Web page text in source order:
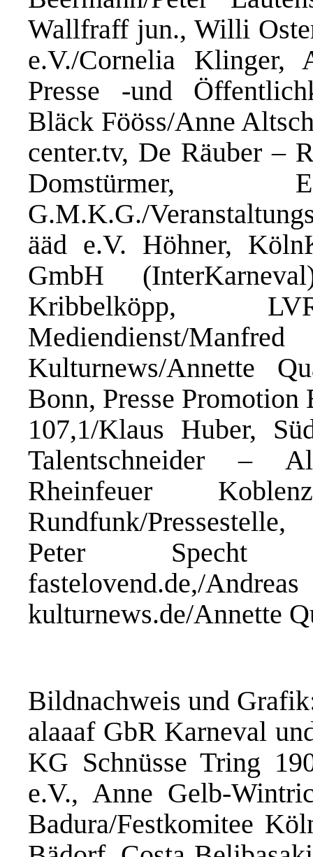
Wallfraff jun., Willi
e.V./Cornelia Klinger,
Presse -und
Bläck Fööss/Anne
center.tv, De Räuber –
Domstürmer,
G.M.K.G./
ääd e.V. Höhner,
GmbH
Kribbelköpp,
Mediendienst/
Kulturnews/Annette
Bonn, Presse
107,1/Klaus Huber,
Talentschneider –
Rheinfeuer
Rundfunk/
Peter Specht
fastelovend.de,/
kulturnews.de/Annette
Bildnachweis und
alaaaf GbR Karneval
KG Schnüsse Tring
e.V., Anne Gelb-
Badura/Festkomitee